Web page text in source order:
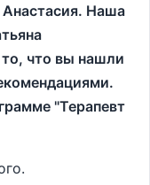
Наша
то, что вы нашли
"Терапевт